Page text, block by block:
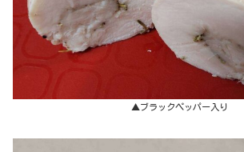
▲ブラックペッパー入り